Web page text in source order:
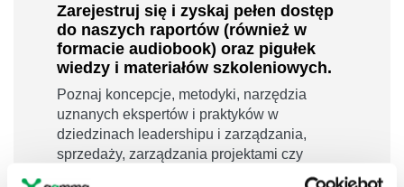
Zarejestruj się i zyskaj pełen dostęp
do naszych raportów (również w
formacie audiobook) oraz pigułek
wiedzy i materiałów szkoleniowych.
Poznaj koncepcje, metodyki, narzędzia
uznanych ekspertów i praktyków w
dziedzinach leadershipu i zarządzania,
sprzedaży, zarządzania projektami czy